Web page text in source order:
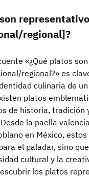
regional]?
«¿Qué platos
regional?» es
culinaria de
platos
de historia, tradición
la paella
en México,
el paladar, sino
cultural y la
los platos